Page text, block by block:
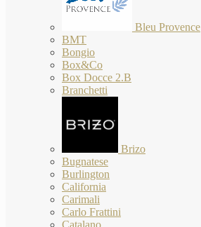
Bleu Provence
BMT
Bongio
Box&Co
Box Docce 2.B
Branchetti
Brizo
Bugnatese
Burlington
California
Carimali
Carlo Frattini